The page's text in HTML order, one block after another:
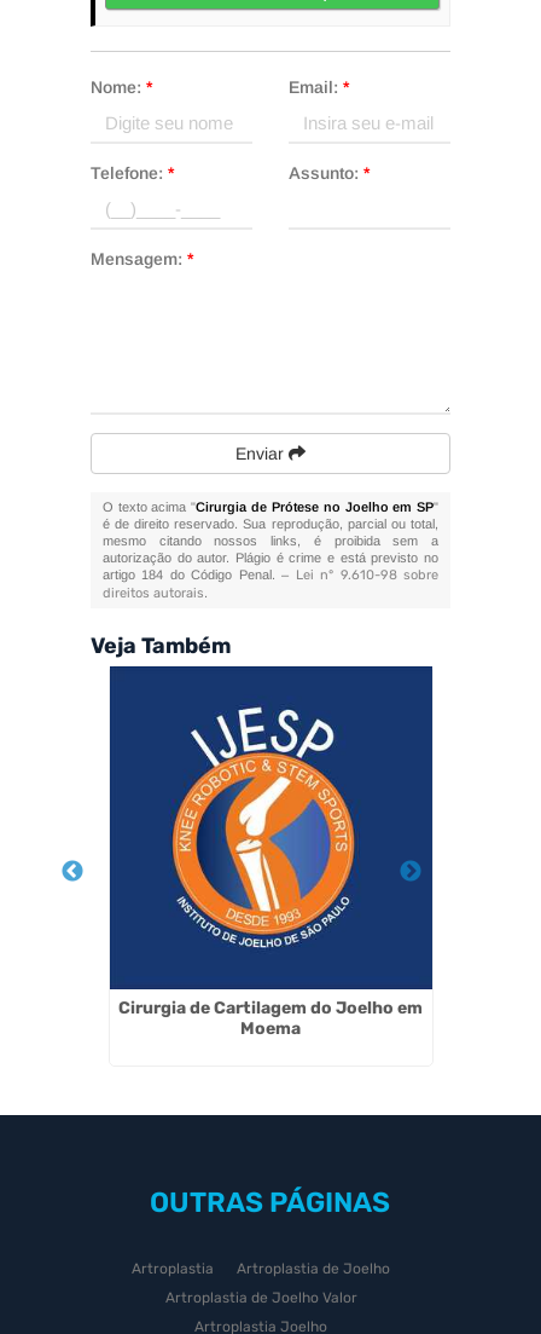
Nome: * Email: *
Telefone: * Assunto: *
Mensagem: *
Enviar
O texto acima "Cirurgia de Prótese no Joelho em SP"
é de direito reservado. Sua reprodução, parcial ou total,
mesmo citando nossos links, é proibida sem a
autorização do autor. Plágio é crime e está previsto no
artigo 184 do Código Penal. – Lei n° 9.610-98 sobre
direitos autorais.
Veja Também
Cirurgia de Cartilagem do Joelho em
Moema
OUTRAS PÁGINAS
Artroplastia
Artroplastia de Joelho
Artroplastia de Joelho Valor
Artroplastia Joelho